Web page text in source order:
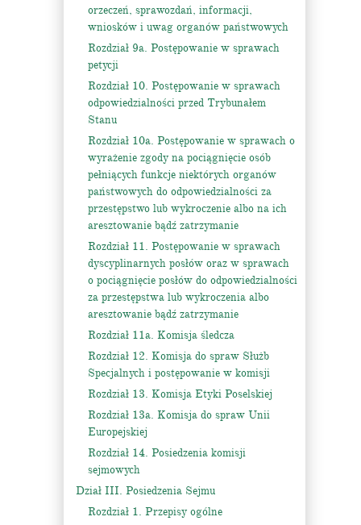
orzeczeń, sprawozdań, informacji,
wniosków i uwag organów państwowych
Rozdział 9a. Postępowanie w sprawach
petycji
Rozdział 10. Postępowanie w sprawach
odpowiedzialności przed Trybunałem
Stanu
Rozdział 10a. Postępowanie w sprawach o
wyrażenie zgody na pociągnięcie osób
pełniących funkcje niektórych organów
państwowych do odpowiedzialności za
przestępstwo lub wykroczenie albo na ich
aresztowanie bądź zatrzymanie
Rozdział 11. Postępowanie w sprawach
dyscyplinarnych posłów oraz w sprawach
o pociągnięcie posłów do odpowiedzialności
za przestępstwa lub wykroczenia albo
aresztowanie bądź zatrzymanie
Rozdział 11a. Komisja śledcza
Rozdział 12. Komisja do spraw Służb
Specjalnych i postępowanie w komisji
Rozdział 13. Komisja Etyki Poselskiej
Rozdział 13a. Komisja do spraw Unii
Europejskiej
Rozdział 14. Posiedzenia komisji
sejmowych
Dział III. Posiedzenia Sejmu
Rozdział 1. Przepisy ogólne